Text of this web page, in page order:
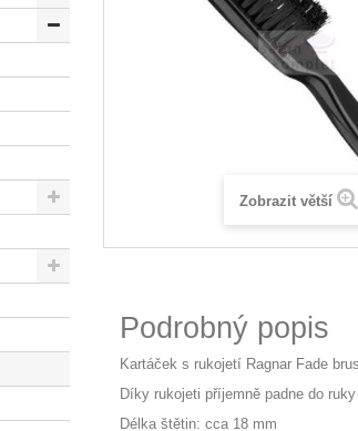
Zobrazit větší
Podrobný popis
Kartáček s rukojetí Ragnar Fade
Díky rukojeti příjemně padne do
Délka štětin: cca 18 mm